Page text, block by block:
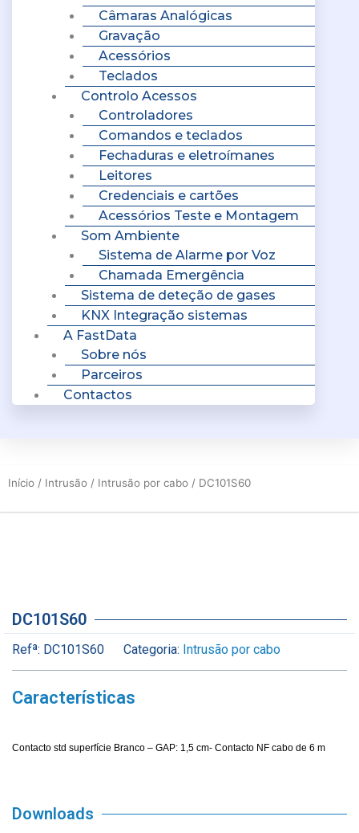
Câmaras Analógicas
Gravação
Acessórios
Teclados
Controlo Acessos
Controladores
Comandos e teclados
Fechaduras e eletroímanes
Leitores
Credenciais e cartões
Acessórios Teste e Montagem
Som Ambiente
Sistema de Alarme por Voz
Chamada Emergência
Sistema de deteção de gases
KNX Integração sistemas
A FastData
Sobre nós
Parceiros
Contactos
Início / Intrusão / Intrusão por cabo / DC101S60
DC101S60
Refª: DC101S60 Categoria: Intrusão por cabo
Características
Contacto std superfície Branco – GAP: 1,5 cm- Contacto NF cabo de 6 m
Downloads